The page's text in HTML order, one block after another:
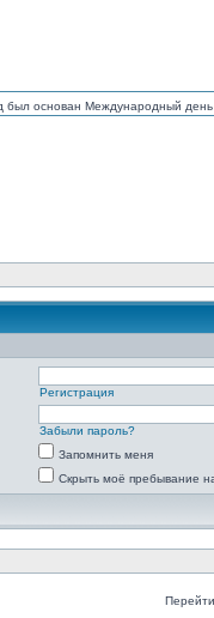
был основан Международный день
Регистрация
Забыли пароль?
Запомнить меня
Скрыть моё пребывание